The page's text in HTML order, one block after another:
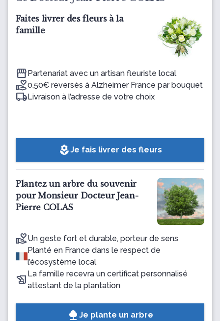
Faites livrer des fleurs à la
famille
Partenariat avec un artisan fleuriste local
0,50€ reversés à Alzheimer France par bouquet
Livraison à l’adresse de votre choix
local_floristJe fais livrer des fleurs
Plantez un arbre du souvenir
pour Monsieur Docteur Jean-
Pierre COLAS
Un geste fort et durable, porteur de sens
Planté en France dans le respect de
l’écosystème local
La famille recevra un certificat personnalisé
attestant de la plantation
Je plante un arbre